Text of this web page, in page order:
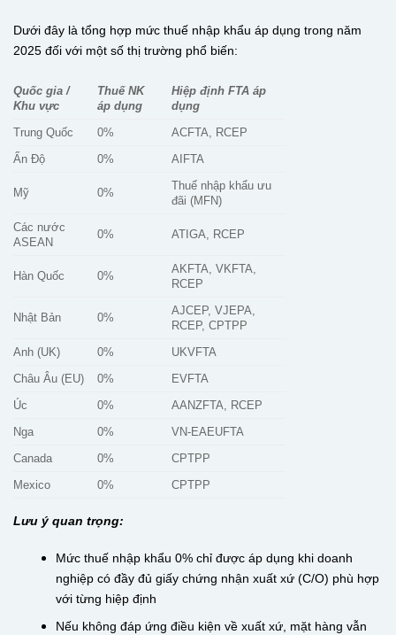
Dưới đây là tổng hợp mức thuế nhập khẩu áp dụng trong năm
2025 đối với một số thị trường phổ biến:
Quốc gia /
Khu vực
Thuế NK
áp dụng
Hiệp định FTA áp
dụng
Trung Quốc
0%
ACFTA, RCEP
Ấn Độ
0% AIFTA
Mỹ 0%
Thuế nhập khẩu ưu
đãi (MFN)
Các nước
ASEAN
0% ATIGA, RCEP
Hàn Quốc 0%
AKFTA, VKFTA,
RCEP
Nhật Bản 0%
AJCEP, VJEPA,
RCEP, CPTPP
Anh (UK)
0%
UKVFTA
Châu Âu (EU)
0%
EVFTA
Úc
0%
AANZFTA, RCEP
Nga
0%
VN-EAEUFTA
Canada
0%
CPTPP
Mexico
0% CPTPP
Lưu ý quan trọng:
Mức thuế nhập khẩu 0% chỉ được áp dụng khi doanh
nghiệp có đầy đủ giấy chứng nhận xuất xứ (C/O) phù hợp
với từng hiệp định
Nếu không đáp ứng điều kiện về xuất xứ, mặt hàng vẫn